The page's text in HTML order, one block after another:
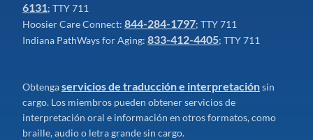
6131; TTY 711
Hoosier Care Connect: 844-284-1797; TTY 711
Indiana PathWays for Aging: 833-412-4405; TTY 711
Obtengaservicios de traducción e interpretaciónsin
cargo. Los miembros pueden obtener servicios de
interpretación oral e información en otros formatos, como
braille, audio o letra grande sin cargo.